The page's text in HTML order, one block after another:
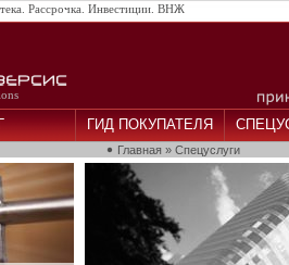
Рассрочка. Инвестиции. ВНЖ
ГИД ПОКУПАТЕЛЯ
Главная » Спецуслуги